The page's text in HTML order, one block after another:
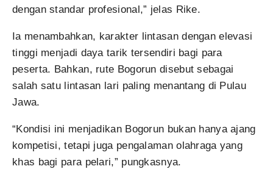
dengan standar profesional,” jelas Rike.
Ia menambahkan, karakter lintasan dengan elevasi
tinggi menjadi daya tarik tersendiri bagi para
peserta. Bahkan, rute Bogorun disebut sebagai
salah satu lintasan lari paling menantang di Pulau
Jawa.
“Kondisi ini menjadikan Bogorun bukan hanya ajang
kompetisi, tetapi juga pengalaman olahraga yang
khas bagi para pelari,” pungkasnya.